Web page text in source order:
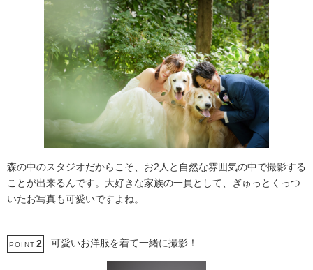
森の中のスタジオだからこそ、お2人と自然な雰囲気の中で撮影する
ことが出来るんです。大好きな家族の一員として、ぎゅっとくっつ
いたお写真も可愛いですよね。
POINT 2 可愛いお洋服を着て一緒に撮影！